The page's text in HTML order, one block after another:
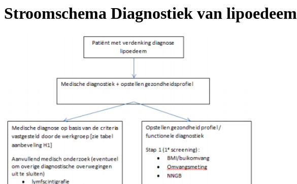
Stroomschema Diagnostiek van lipoedeem